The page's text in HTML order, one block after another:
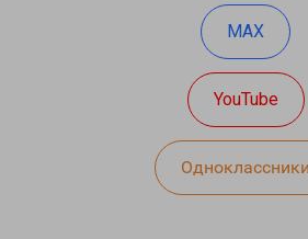
MAX
YouTube
Одноклассники